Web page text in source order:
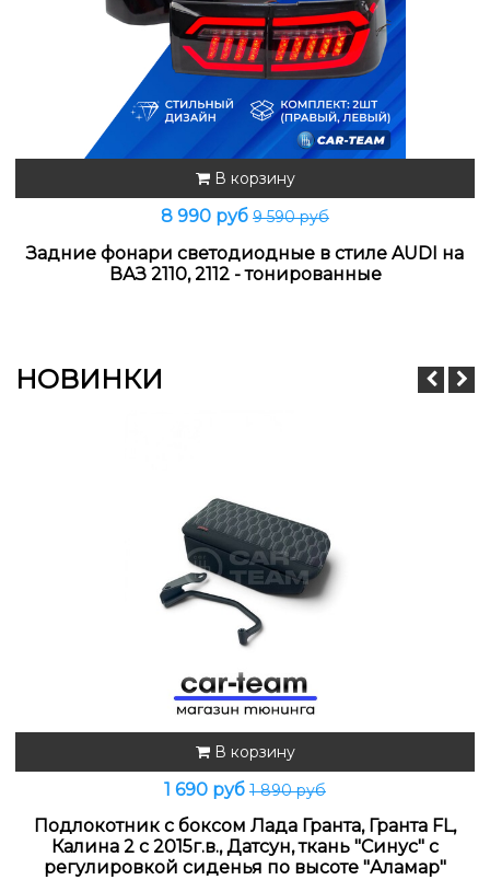
В корзину
8 990 руб 9 590 руб
Задние фонари светодиодные в стиле AUDI на
ВАЗ 2110, 2112 - тонированные
НОВИНКИ
В корзину
1 690 руб 1 890 руб
Подлокотник с боксом Лада Гранта, Гранта FL,
Калина 2 с 2015г.в., Датсун, ткань "Синус" с
регулировкой сиденья по высоте "Аламар"